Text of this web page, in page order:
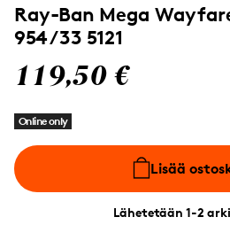
Ray-Ban Mega
954/33 5121
119,50 €
Online only
Lisää
Lähetetään 1-2